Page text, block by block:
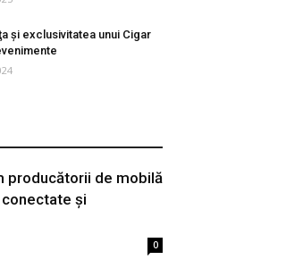
şi exclusivitatea unui Cigar
producătorii de mobilă
și
0